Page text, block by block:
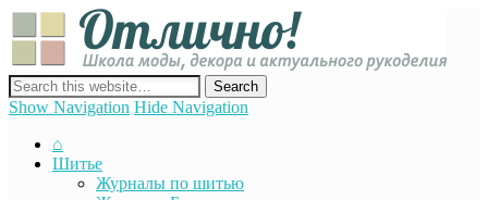
сайт о декоре, дизайне и моде, вязании, шитье и других видах
рукоделия
Show Navigation Hide Navigation
⌂
Шитье
Журналы по шитью